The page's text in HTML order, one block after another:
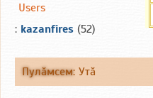
Users
: kazanfires (52)
Пулăмсем: Утă